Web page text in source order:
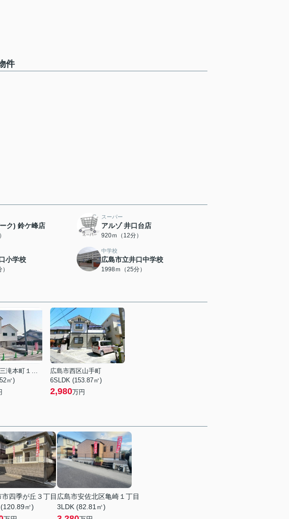
件
ク) 鈴ケ峰店
スーパー
アルゾ 井口台店
920ｍ（12分）
小学校
中学校
広島市立井口中学校
1998ｍ（25分）
広島市西区三滝本町１丁目
㎡)
広島市西区山手町
6SLDK (153.87㎡)
2,980万円
四季が丘３丁目
㎡)
広島市安佐北区亀崎１丁目
3LDK (82.81㎡)